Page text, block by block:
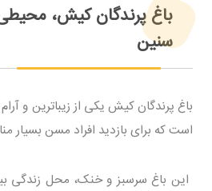
باغ پرندگان کیش،
سنین
باغ پرندگان کیش یکی از زیباترین و
است که برای بازدید افراد مسن بسیار